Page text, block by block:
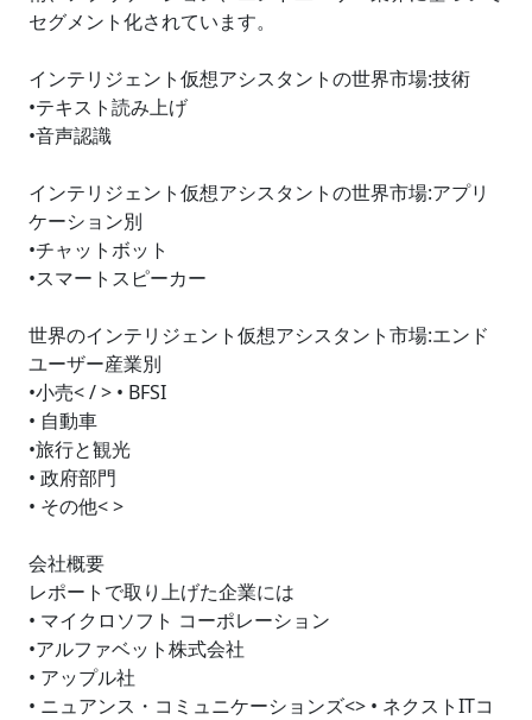
セグメント化されています。
インテリジェント仮想アシスタントの世界市場:技術
•テキスト読み上げ
•音声認識
インテリジェント仮想アシスタントの世界市場:アプリ
ケーション別
•チャットボット
•スマートスピーカー
世界のインテリジェント仮想アシスタント市場:エンド
ユーザー産業別
•小売< / > • BFSI
• 自動車
•旅行と観光
• 政府部門
• その他< >
会社概要
レポートで取り上げた企業には
• マイクロソフト コーポレーション
•アルファベット株式会社
• アップル社
• ニュアンス・コミュニケーションズ<> • ネクストITコ